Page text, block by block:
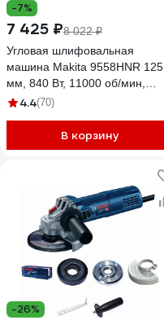
-7%
7 425 ₽8 022 ₽
Угловая шлифовальная
машина Makita 9558HNR 125
мм, 840 Вт, 11000 об/мин,
плавный пуск, функция
4.4(70)
В корзину
-26%